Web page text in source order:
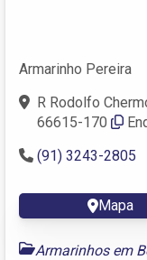
Armarinho Pereira
R Rodolfo
66615-170
(91) 3243-2805
Mapa
Armarinhos em